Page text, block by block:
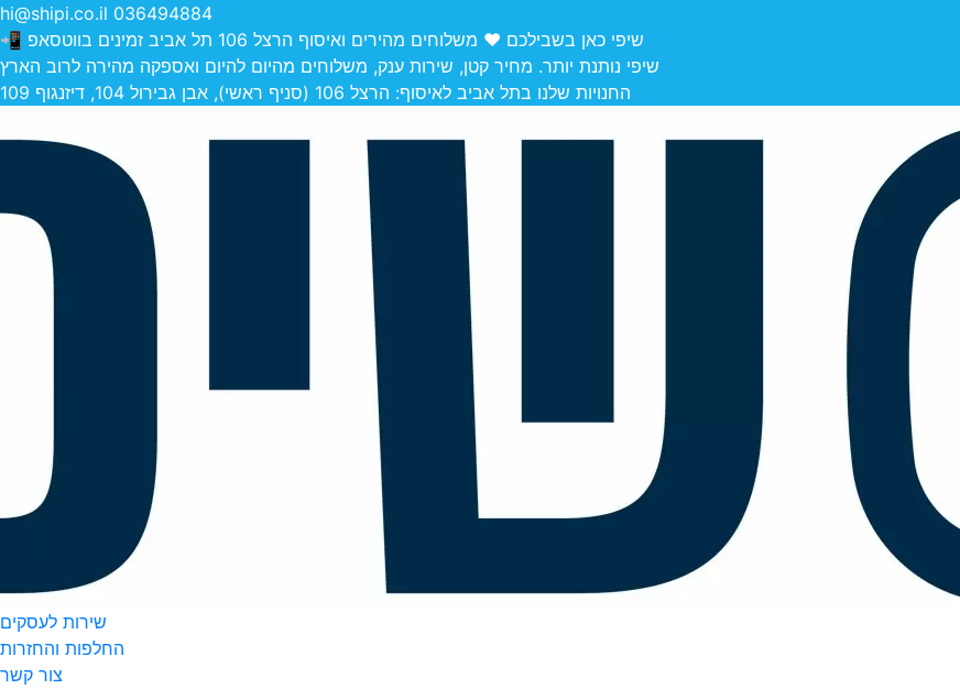
036494884
hi@shipi.co.il
שיפי כאן בשבילכם ❤️ משלוחים מהירים ואיסוף הרצל 106 תל אביב זמינים בווטסאפ 📲
שיפי נותנת יותר. מחיר קטן, שירות ענק, משלוחים מהיום להיום ואספקה מהירה לרוב הארץ
החנויות שלנו בתל אביב לאיסוף: הרצל 106 (סניף ראשי), אבן גבירול 104, דיזנגוף 109
שירות לעסקים
החלפות והחזרות
צור קשר